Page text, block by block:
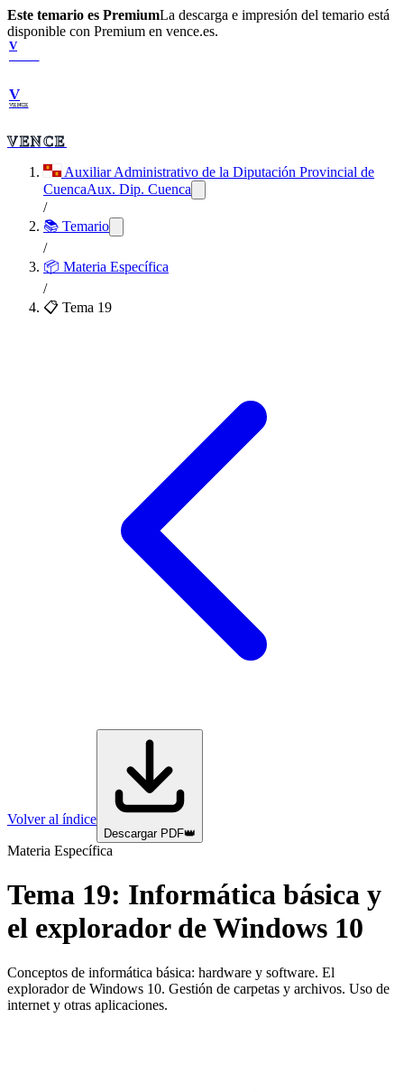
Este temario es PremiumLa descarga e impresión del temario está
disponible con Premium en vence.es.
V
V
VENCE
VENCE
Auxiliar Administrativo de la Diputación Provincial de
CuencaAux. Dip. Cuenca
/
📚 Temario
/
📦 Materia Específica
/
📋 Tema 19
Volver al índice
Descargar PDF👑
Materia Específica
Tema 19: Informática básica y
el explorador de Windows 10
Conceptos de informática básica: hardware y software. El
explorador de Windows 10. Gestión de carpetas y archivos. Uso de
internet y otras aplicaciones.